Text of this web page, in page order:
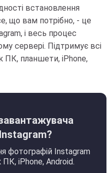
встановлення
що вам потрібно, - це
і весь процес
сервері. Підтримує всі
ПК, планшети, iPhone,
фотографій Instagram
ПК, iPhone, Android.